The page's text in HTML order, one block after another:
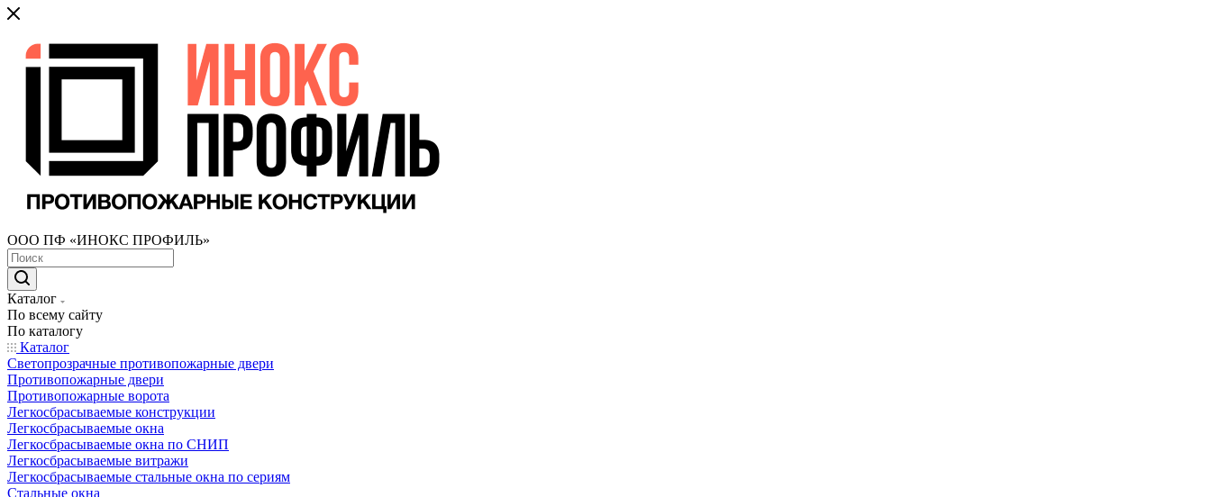
ООО ПФ «ИНОКС ПРОФИЛЬ»
Каталог
По всему сайту
По каталогу
Каталог
Светопрозрачные противопожарные двери
Противопожарные двери
Противопожарные ворота
Легкосбрасываемые конструкции
Легкосбрасываемые окна
Легкосбрасываемые окна по СНИП
Легкосбрасываемые витражи
Легкосбрасываемые стальные окна по сериям
Стальные окна